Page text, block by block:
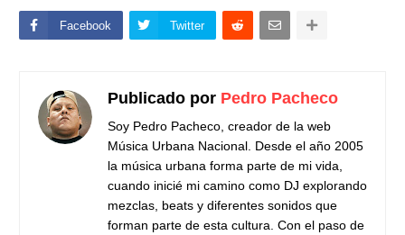
Facebook Twitter
Publicado por Pedro Pacheco
Soy Pedro Pacheco, creador de la web
Música Urbana Nacional. Desde el año 2005
la música urbana forma parte de mi vida,
cuando inicié mi camino como DJ explorando
mezclas, beats y diferentes sonidos que
forman parte de esta cultura. Con el paso de